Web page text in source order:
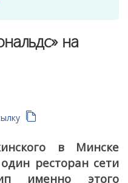
на
в Минске
ресторан сети
именно этого